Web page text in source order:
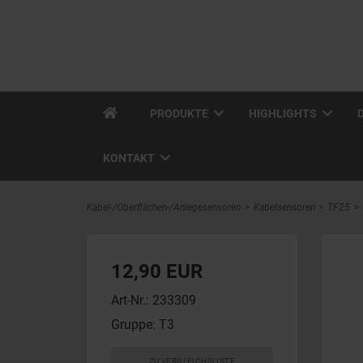
PRODUKTE HIGHLIGHTS
KONTAKT
Kabel-/Oberflächen-/Anlegesensoren Kabelsensoren TF25
12,90 EUR
Art-Nr.: 233309
Gruppe: T3